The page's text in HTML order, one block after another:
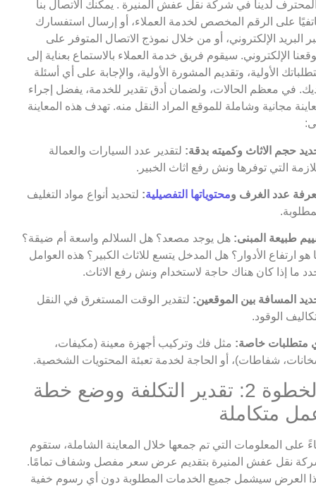
لدينا في شركة نقل عفش المنيرة . يمكنك الاتصال بنا
على الرقم المخصص لخدمة العملاء، أو إرسال استفسارك
البريد الإلكتروني، أو من خلال نموذج الاتصال المتوفر على
الإلكتروني. سيقوم فريق خدمة العملاء بالاستماع بعناية إلى
الأولية، وتقديم المشورة الأولية، والإجابة على أي أسئلة
في معظم الحالات، ولضمان أدق تقدير للخدمة، يفضل إجراء
مجانية وشاملة للموقع المراد النقل منه. تهدف هذه المعاينة
حجم الاثاث وكميته بدقة: لتقدير عدد السيارات والعمالة
التي توفرها ونش رفع اثاث الخبير.
عدد الغرف ومحتوياتها التفصيلية: لتحديد أنواع مواد التغليف
طبيعة المبنى: هل يوجد مصعد؟ هل السلالم واسعة أم ضيقة؟
هو ارتفاع الأدوار؟ هل المدخل يتسع للاثاث الكبير؟ هذه العوامل
ما إذا كان هناك حاجة لاستخدام ونش رفع الاثاث.
المسافة بين الموقعين: لتقدير الوقت المستغرق في النقل
الوقود.
متطلبات خاصة: مثل فك وتركيب أجهزة معينة (مكيفات،
شفاطات)، أو الحاجة لخدمة تعبئة المحتويات الشخصية.
الخطوة 2: تقدير التكلفة ووضع خطة
متكاملة
على المعلومات التي تم جمعها خلال المعاينة الشاملة، ستقوم
نقل عفش المنيرة بتقديم عرض سعر مفصل وشفاف تمامًا.
العرض سيشمل جميع الخدمات المطلوبة دون أي رسوم خفية